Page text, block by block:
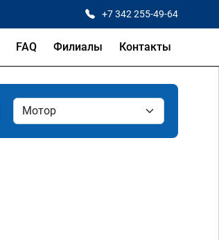
+7 342 255-49-64
FAQ Филиалы Контакты